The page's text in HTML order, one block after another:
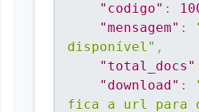
"codigo" :
"mensagem" :
disponível" ,
"total_docs"
"download" :
fica a url para